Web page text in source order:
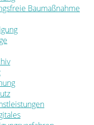
Baumaßnahme